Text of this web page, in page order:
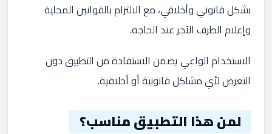
بشكل قانوني وأخلاقي، مع الالتزام بالقوانين المحلية
وإعلام الطرف الآخر عند الحاجة.
الاستخدام الواعي يضمن الاستفادة من التطبيق دون
التعرض لأي مشاكل قانونية أو أخلاقية.
لمن هذا التطبيق مناسب؟